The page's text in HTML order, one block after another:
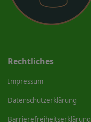
Rechtliches
Impressum
Datenschutzerklärung
Barrierefreiheitserklärung